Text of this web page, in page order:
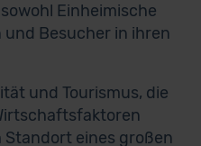
Einheimische
Besucher in ihren
und Tourismus, die
Standort eines großen